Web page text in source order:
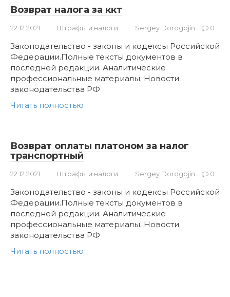
Возврат налога за ккт
22.12.2021 Штрафы и налоги Sergey Dorogojin 0
Законодательство - законы и кодексы Российской
Федерации.Полные тексты документов в
последней редакции. Аналитические
профессиональные материалы. Новости
законодательства РФ
Читать полностью
Возврат оплаты платоном за налог
транспортный
22.12.2021 Штрафы и налоги Sergey Dorogojin 0
Законодательство - законы и кодексы Российской
Федерации.Полные тексты документов в
последней редакции. Аналитические
профессиональные материалы. Новости
законодательства РФ
Читать полностью